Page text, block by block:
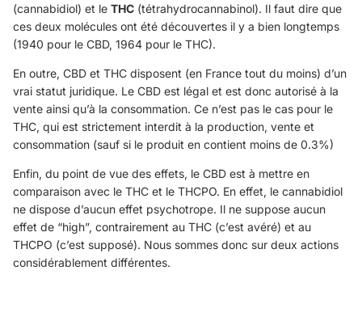
(cannabidiol) et le THC (tétrahydrocannabinol). Il faut dire que
ces deux molécules ont été découvertes il y a bien longtemps
(1940 pour le CBD, 1964 pour le THC).
En outre, CBD et THC disposent (en France tout du moins) d’un
vrai statut juridique. Le CBD est légal et est donc autorisé à la
vente ainsi qu’à la consommation. Ce n’est pas le cas pour le
THC, qui est strictement interdit à la production, vente et
consommation (sauf si le produit en contient moins de 0.3%)
Enfin, du point de vue des effets, le CBD est à mettre en
comparaison avec le THC et le THCPO. En effet, le cannabidiol
ne dispose d’aucun effet psychotrope. Il ne suppose aucun
effet de “high”, contrairement au THC (c’est avéré) et au
THCPO (c’est supposé). Nous sommes donc sur deux actions
considérablement différentes.